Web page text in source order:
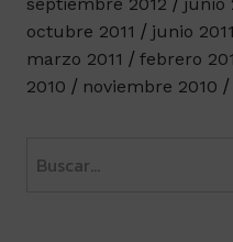
octubre 2011
junio 2011
marzo 2011
febrero
2010
noviembre 2010